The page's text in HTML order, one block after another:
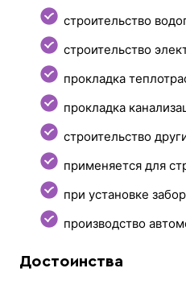
строительство
строительство
прокладка
прокладка
строительство
применяется для
при установке
производство
Достоинства